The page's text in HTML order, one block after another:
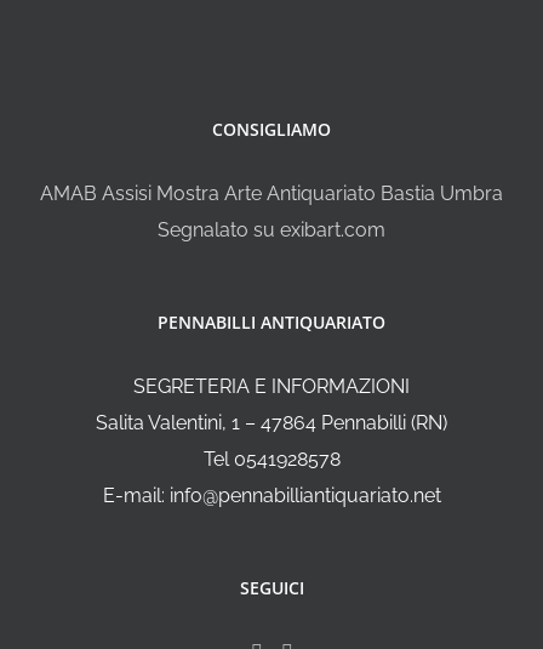
CONSIGLIAMO
AMAB Assisi Mostra Arte Antiquariato Bastia Umbra
Segnalato su exibart.com
PENNABILLI ANTIQUARIATO
SEGRETERIA E INFORMAZIONI
Salita Valentini, 1 – 47864 Pennabilli (RN)
Tel 0541928578
E-mail: info@pennabilliantiquariato.net
SEGUICI